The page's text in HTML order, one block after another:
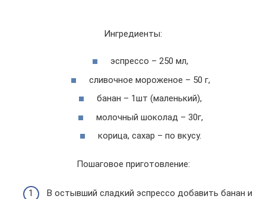
Ингредиенты:
эспрессо – 250 мл,
сливочное мороженое – 50 г,
банан – 1шт (маленький),
молочный шоколад – 30г,
корица, сахар – по вкусу.
Пошаговое приготовление:
В остывший сладкий эспрессо добавить банан и